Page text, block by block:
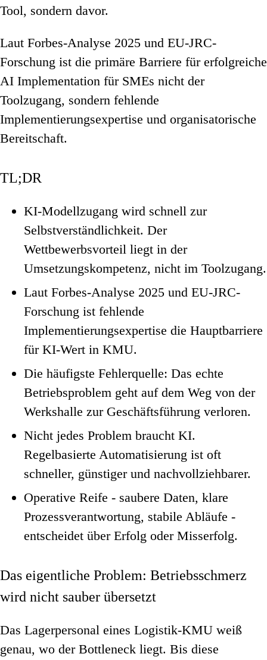
Tool, sondern davor.
Laut Forbes-Analyse 2025 und EU-JRC-
Forschung ist die primäre Barriere für erfolgreiche
AI Implementation für SMEs nicht der
Toolzugang, sondern fehlende
Implementierungsexpertise und organisatorische
Bereitschaft.
TL;DR
KI-Modellzugang wird schnell zur
Selbstverständlichkeit. Der
Wettbewerbsvorteil liegt in der
Umsetzungskompetenz, nicht im Toolzugang.
Laut Forbes-Analyse 2025 und EU-JRC-
Forschung ist fehlende
Implementierungsexpertise die Hauptbarriere
für KI-Wert in KMU.
Die häufigste Fehlerquelle: Das echte
Betriebsproblem geht auf dem Weg von der
Werkshalle zur Geschäftsführung verloren.
Nicht jedes Problem braucht KI.
Regelbasierte Automatisierung ist oft
schneller, günstiger und nachvollziehbarer.
Operative Reife - saubere Daten, klare
Prozessverantwortung, stabile Abläufe -
entscheidet über Erfolg oder Misserfolg.
Das eigentliche Problem: Betriebsschmerz
wird nicht sauber übersetzt
Das Lagerpersonal eines Logistik-KMU weiß
genau, wo der Bottleneck liegt. Bis diese